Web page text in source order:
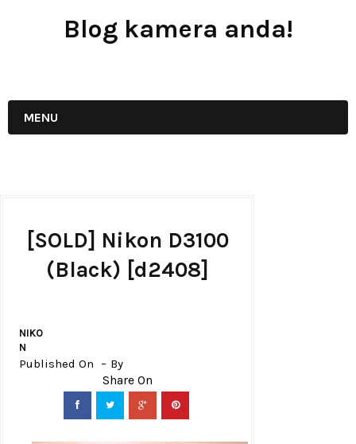
Blog kamera anda!
MENU
[SOLD] Nikon D3100
(Black) [d2408]
NIKO
N
Published On By